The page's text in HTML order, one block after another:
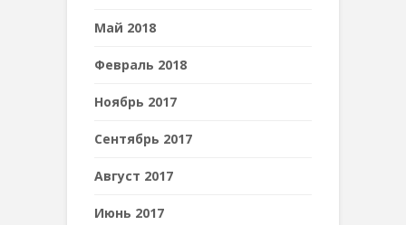
Май 2018
Февраль 2018
Ноябрь 2017
Сентябрь 2017
Август 2017
Июнь 2017